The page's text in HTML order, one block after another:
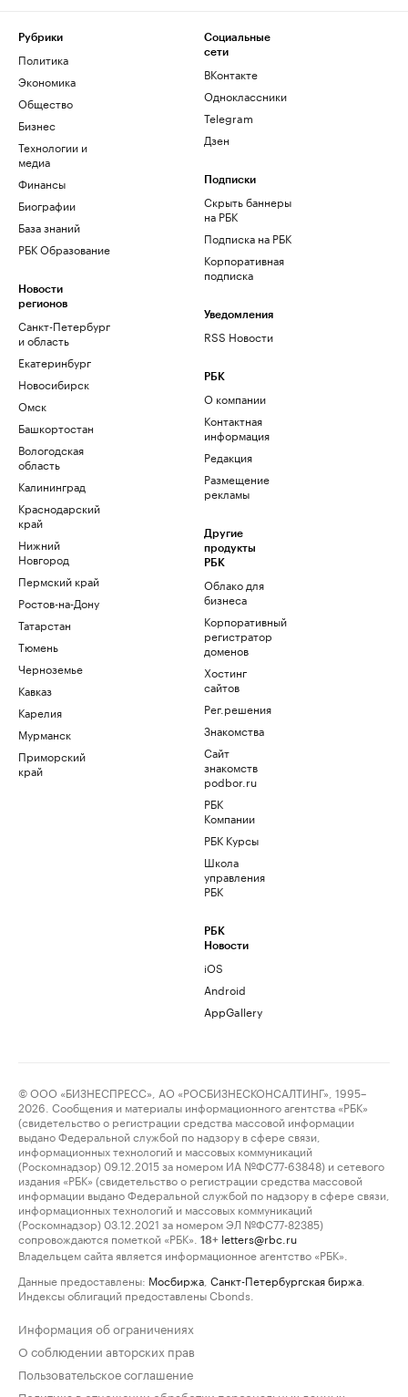
Рубрики
Политика
Экономика
Общество
Бизнес
Технологии и
медиа
Финансы
Биографии
База знаний
РБК Образование
Новости
регионов
Санкт-Петербург
и область
Екатеринбург
Новосибирск
Омск
Башкортостан
Вологодская
область
Калининград
Краснодарский
край
Нижний
Новгород
Пермский край
Ростов-на-Дону
Татарстан
Тюмень
Черноземье
Кавказ
Карелия
Мурманск
Приморский
край
Социальные
сети
ВКонтакте
Одноклассники
Telegram
Дзен
Подписки
Скрыть баннеры
на РБК
Подписка на РБК
Корпоративная
подписка
Уведомления
RSS Новости
РБК
О компании
Контактная
информация
Редакция
Размещение
рекламы
Другие
продукты
РБК
Облако для
бизнеса
Корпоративный
регистратор
доменов
Хостинг
сайтов
Рег.решения
Знакомства
Сайт
знакомств
podbor.ru
РБК
Компании
РБК Курсы
Школа
управления
РБК
РБК
Новости
iOS
Android
AppGallery
© ООО «БИЗНЕСПРЕСС», АО «РОСБИЗНЕСКОНСАЛТИНГ», 1995–
2026. Сообщения и материалы информационного агентства «РБК»
(свидетельство о регистрации средства массовой информации
выдано Федеральной службой по надзору в сфере связи,
информационных технологий и массовых коммуникаций
(Роскомнадзор) 09.12.2015 за номером ИА №ФС77-63848) и сетевого
издания «РБК» (свидетельство о регистрации средства массовой
информации выдано Федеральной службой по надзору в сфере связи,
информационных технологий и массовых коммуникаций
(Роскомнадзор) 03.12.2021 за номером ЭЛ №ФС77-82385)
сопровождаются пометкой «РБК».
18+ letters@rbc.ru
Владельцем сайта является информационное агентство «РБК».
Данные предоставлены: Мосбиржа Санкт-Петербургская биржа
Индексы облигаций предоставлены Cbonds.
Информация об ограничениях
О соблюдении авторских прав
Пользовательское соглашение